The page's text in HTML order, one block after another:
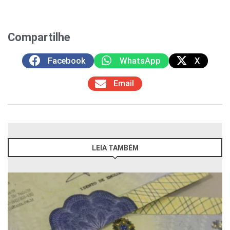
Compartilhe
Facebook WhatsApp X
Email
LEIA TAMBÉM